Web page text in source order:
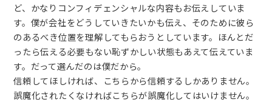
ど、かなりコンフィデェンシャルな内容もお伝えしていま
す。僕が会社をどうしていきたいかも伝え、そのために彼ら
のあるべき位置を理解してもらおうとしています。ほんとだ
ったら伝える必要もない恥ずかしい状態もあえて伝えていま
す。だって選んだのは僕だから。
信頼してほしければ、こちらから信頼するしかありません。
誤魔化されたくなければこちらが誤魔化してはいけません。